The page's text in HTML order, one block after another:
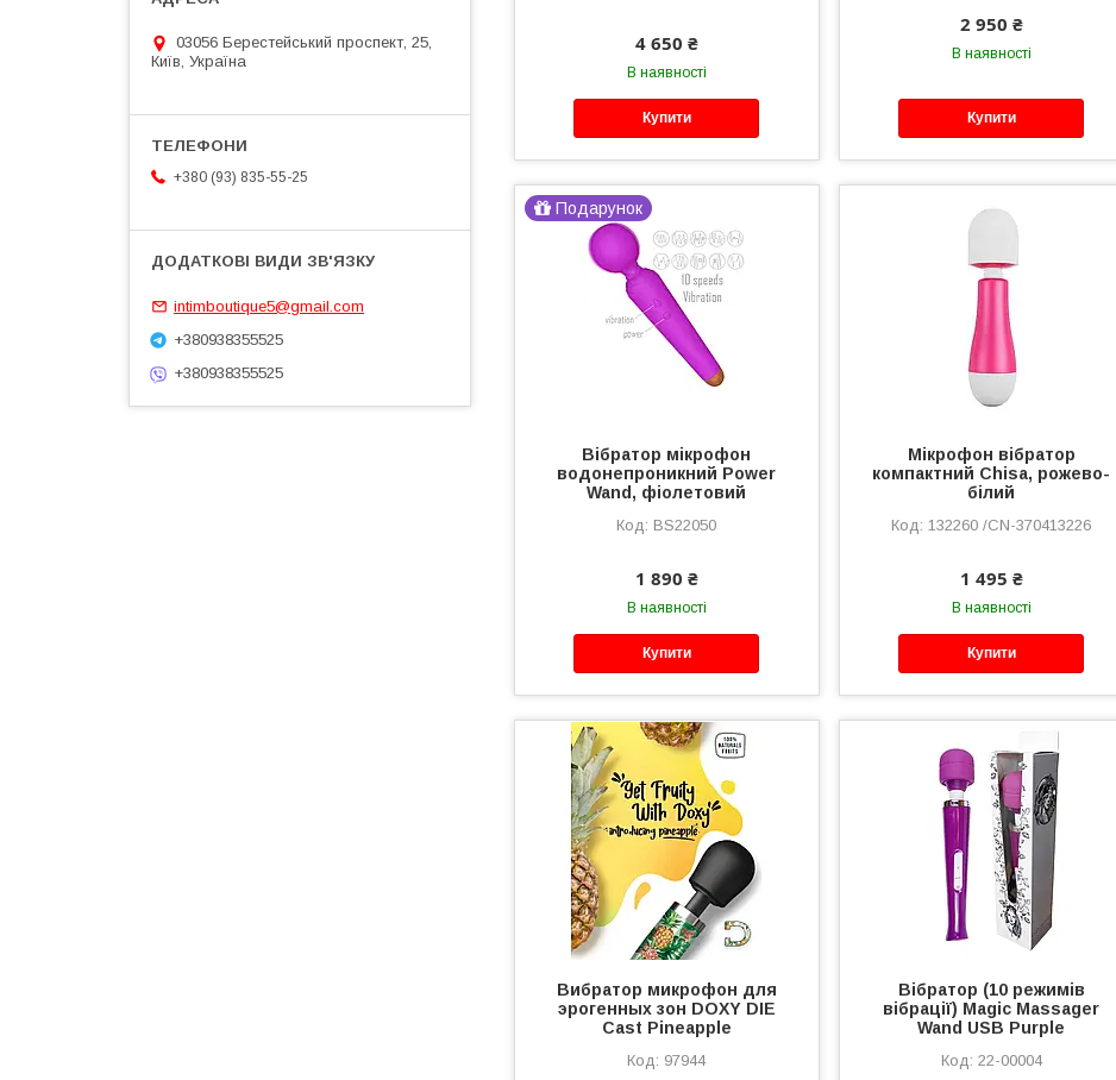
4 650 ₴
В наявності
Купити
2 950 ₴
В наявності
Купити
Подарунок
Вібратор мікрофон
водонепроникний Power
Wand, фіолетовий
BS22050
1 890 ₴
В наявності
Купити
Мікрофон вібратор
компактний Chisa, рожево-
білий
132260 /CN-370413226
1 495 ₴
В наявності
Купити
Вибратор микрофон для
эрогенных зон DOXY DIE
Cast Pineapple
97944
Вібратор (10 режимів
вібрації) Magic Massager
Wand USB Purple
22-00004
03056 Берестейський проспект, 25,
Київ, Україна
+380 (93) 835-55-25
intimboutique5@gmail.com
+380938355525
+380938355525